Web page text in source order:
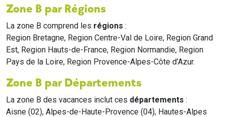
Zone B par Régions
La zone B comprend les régions :
Region Bretagne, Region Centre-Val de Loire, Region Grand
Est, Region Hauts-de-France, Region Normandie, Region
Pays de la Loire, Region Provence-Alpes-Côte d’Azur.
Zone B par Départements
La zone B des vacances inclut ces départements :
Aisne (02), Alpes-de-Haute-Provence (04), Hautes-Alpes